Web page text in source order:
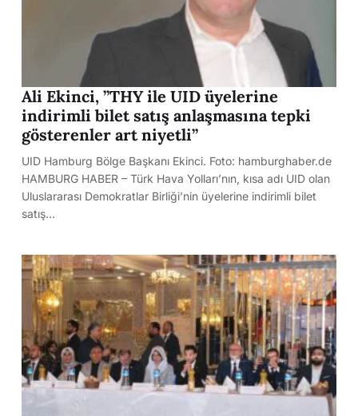
Ali Ekinci, ”THY ile UID üyelerine
indirimli bilet satış anlaşmasına tepki
gösterenler art niyetli”
UID Hamburg Bölge Başkanı Ekinci. Foto: hamburghaber.de
HAMBURG HABER – Türk Hava Yolları’nın, kısa adı UID olan
Uluslararası Demokratlar Birliği’nin üyelerine indirimli bilet
satış…